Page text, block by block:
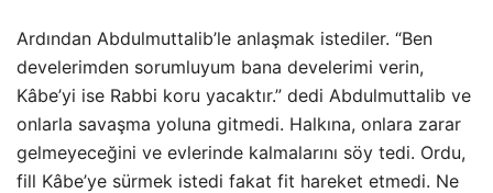
Ardından Abdulmuttalib’le anlaşmak istediler. “Ben
develerimden sorumluyum bana develerimi verin,
Kâbe’yi ise Rabbi koru yacaktır.” dedi Abdulmuttalib ve
onlarla savaşma yoluna gitmedi. Halkına, onlara zarar
gelmeyeceğini ve evlerinde kalmalarını söy tedi. Ordu,
fill Kâbe’ye sürmek istedi fakat fit hareket etmedi. Ne